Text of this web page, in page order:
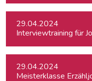
29.04.2024
Interviewtraining für
29.04.2024
Meisterklasse